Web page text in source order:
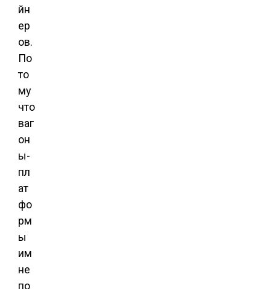
йн
ер
ов.
По
то
му
что
ваг
он
ы-
пл
ат
фо
рм
ы
им
не
по